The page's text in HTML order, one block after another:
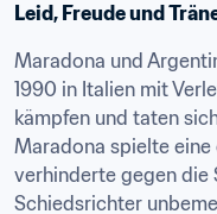
Leid, Freude und
Maradona und
1990 in Italien mit
kämpfen und taten
Maradona spielte eine
verhinderte gegen
Schiedsrichter